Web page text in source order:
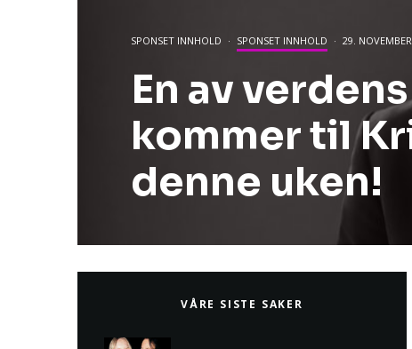
SPONSET INNHOLD · SPONSET INNHOLD · 29.
En av
kommer til
denne uken!
VÅRE SISTE SAKER